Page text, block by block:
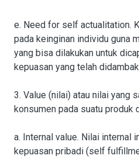
e. Need for self actualitation.
pada keinginan individu guna
yang bisa dilakukan untuk
kepuasan yang telah
3. Value (nilai) atau nilai yang
konsumen pada suatu produk
a. Internal value. Nilai internal
kepuasan pribadi (self